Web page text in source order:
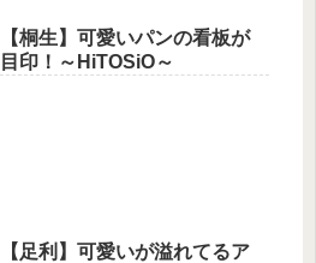
【桐生】可愛いパンの看板が
目印！～HiTOSiO～
【足利】可愛いが溢れてるア